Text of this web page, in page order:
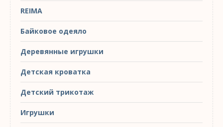
REIMA
Байковое одеяло
Деревянные игрушки
Детская кроватка
Детский трикотаж
Игрушки